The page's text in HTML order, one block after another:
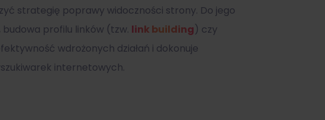
strategię poprawy widoczności strony. Do jego
, budowa profilu linków (tzw. link building) czy
wdrożonych działań i dokonuje
internetowych.